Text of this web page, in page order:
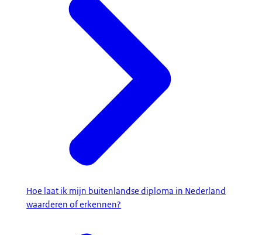
Hoe laat ik mijn buitenlandse diploma in Nederland
waarderen of erkennen?